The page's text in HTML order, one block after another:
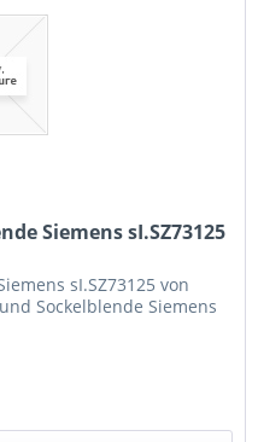
Siemens sI.SZ73125
sI.SZ73125 von
Sockelblende Siemens